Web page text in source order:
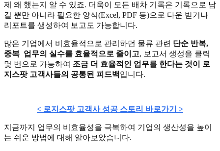
제 왜 했는지 알 수 있죠. 더욱이 모든 배차 기록은 기록으로 남
길 뿐만 아니라 필요한 양식(Excel, PDF 등)으로 다운 받거나
리포트를 생성하여 보고도 가능합니다.
많은 기업에서 비효율적으로 관리하던 물류 관련 단순 반복,
중복 업무의 실수를 효율적으로 줄이고, 보고서 생성을 클릭
몇 번으로 가능하여 조금 더 효율적인 업무를 한다는 것이 로
지스팟 고객사들의 공통된 피드백입니다.
< 로지스팟 고객사 성공 스토리 바로가기 >
지금까지 업무의 비효율성을 극복하여 기업의 생산성을 높이
는 쉬운 방법에 대해 알아보았습니다.